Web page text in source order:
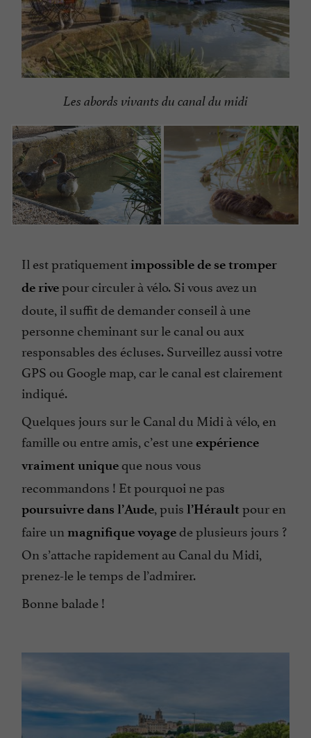
Les abords vivants du canal du midi
Il est pratiquementimpossible de se tromper
de rivepour circuler à vélo. Si vous avez un
doute, il suffit de demander conseil à une
personne cheminant sur le canal ou aux
responsables des écluses. Surveillez aussi votre
GPS ou Google map, car le canal est clairement
indiqué.
Quelques jours sur le Canal du Midi à vélo, en
famille ou entre amis, c’est uneexpérience
vraiment uniqueque nous vous
recommandons ! Et pourquoi ne pas
poursuivre dans l’Aude, puis l’Hérault pour en
faire un magnifique voyagede plusieurs jours ?
On s’attache rapidement au Canal du Midi,
prenez-le le temps de l’admirer.
Bonne balade !